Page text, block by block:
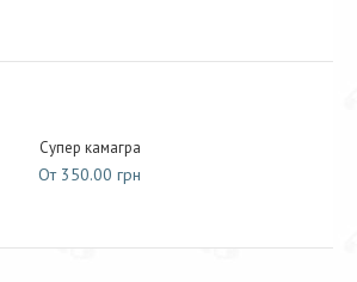
Супер камагра
От 350.00 грн